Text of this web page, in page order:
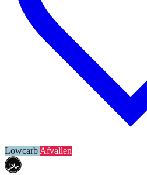
LowcarbAfvallen
حلال
HALAL